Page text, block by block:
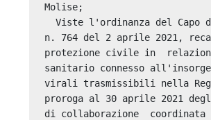
Molise;
Viste l'ordinanza del Capo
n. 764 del 2 aprile 2021,
protezione civile in
sanitario connesso
virali trasmissibili nella
proroga al 30 aprile 2021
di collaborazione